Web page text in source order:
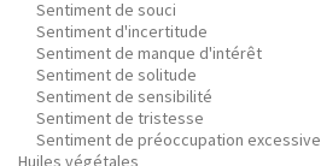
Sentiment de souci
Sentiment d'incertitude
Sentiment de manque d'intérêt
Sentiment de solitude
Sentiment de sensibilité
Sentiment de tristesse
Sentiment de préoccupation excessive
Huiles végétales